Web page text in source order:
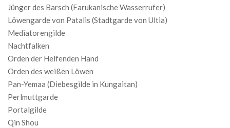
Jünger des Barsch (Farukanische Wasserrufer)
Löwengarde von Patalis (Stadtgarde von Ultia)
Mediatorengilde
Nachtfalken
Orden der Helfenden Hand
Orden des weißen Löwen
Pan-Yemaa (Diebesgilde in Kungaitan)
Perlmuttgarde
Portalgilde
Qin Shou